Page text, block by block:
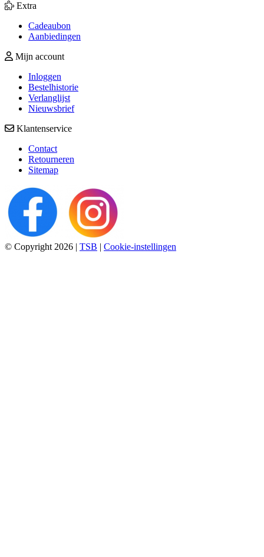
Extra
Cadeaubon
Aanbiedingen
Mijn account
Inloggen
Bestelhistorie
Verlanglijst
Nieuwsbrief
Klantenservice
Contact
Retourneren
Sitemap
© Copyright 2026 | TSB | Cookie-instellingen